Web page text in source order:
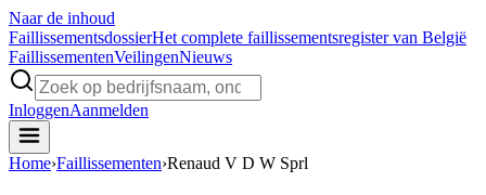
Naar de inhoud
FaillissementsdossierHet complete faillissementsregister van België
FaillissementenVeilingenNieuws
InloggenAanmelden
Home›Faillissementen›Renaud V D W Sprl